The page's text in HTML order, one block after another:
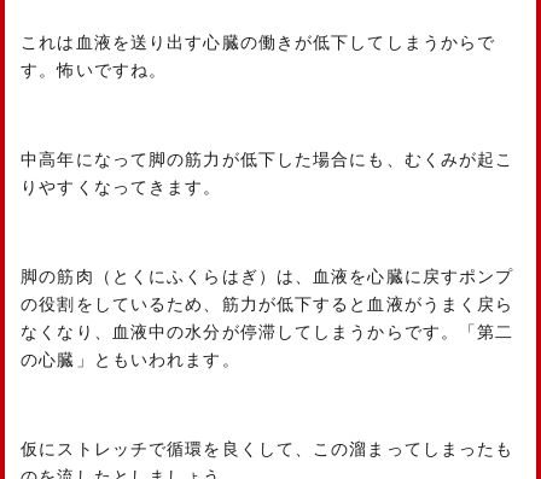
これは血液を送り出す心臓の働きが低下してしまうからで
す。怖いですね。
中高年になって脚の筋力が低下した場合にも、むくみが起こ
りやすくなってきます。
脚の筋肉（とくにふくらはぎ）は、血液を心臓に戻すポンプ
の役割をしているため、筋力が低下すると血液がうまく戻ら
なくなり、血液中の水分が停滞してしまうからです。「第二
の心臓」ともいわれます。
仮にストレッチで循環を良くして、この溜まってしまったも